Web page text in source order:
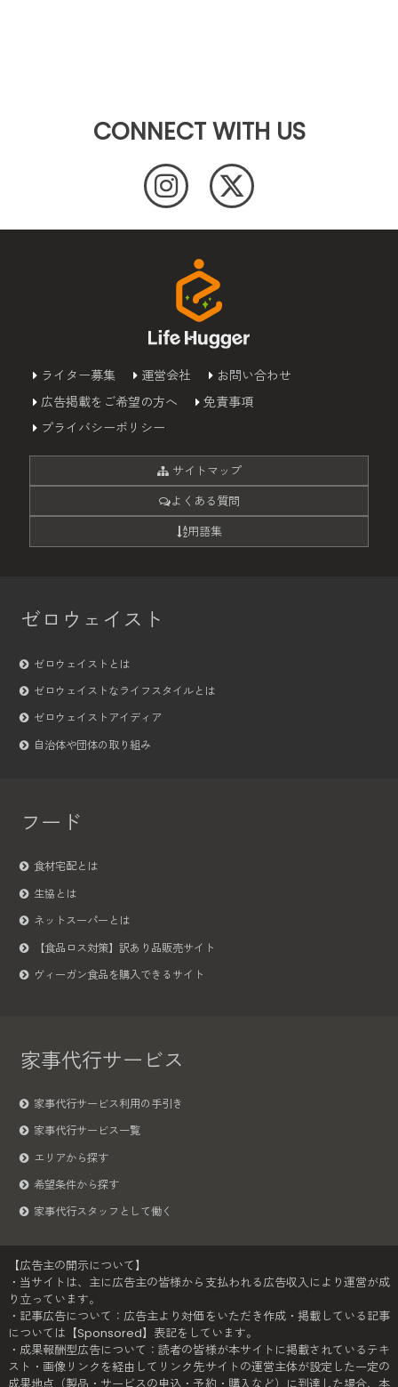
CONNECT WITH US
ライター募集 運営会社
お問い合わせ
広告掲載をご希望の方へ
免責事項
プライバシーポリシー
サイトマップ
よくある質問
用語集
ゼロウェイスト
ゼロウェイストとは
ゼロウェイストなライフスタイルとは
ゼロウェイストアイディア
自治体や団体の取り組み
フード
食材宅配とは
生協とは
ネットスーパーとは
【食品ロス対策】訳あり品販売サイト
ヴィーガン食品を購入できるサイト
家事代行サービス
家事代行サービス利用の手引き
家事代行サービス一覧
エリアから探す
希望条件から探す
家事代行スタッフとして働く
【広告主の開示について】
・当サイトは、主に広告主の皆様から支払われる広告収入により運営が成
り立っています。
・記事広告について：広告主より対価をいただき作成・掲載している記事
については【Sponsored】表記をしています。
・成果報酬型広告について：読者の皆様が本サイトに掲載されているテキ
スト・画像リンクを経由してリンク先サイトの運営主体が設定した一定の